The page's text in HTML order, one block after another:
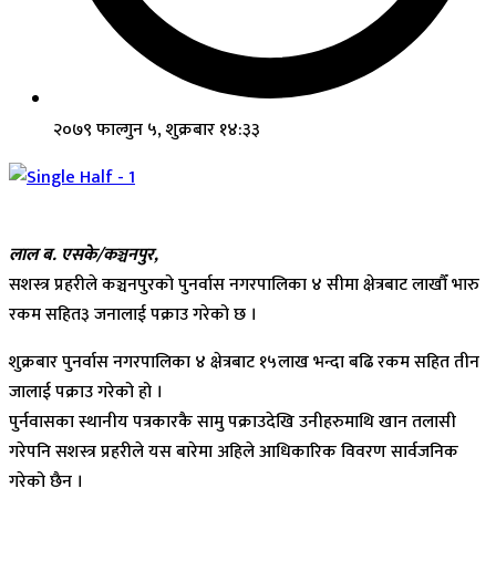
२०७९ फाल्गुन ५, शुक्रबार १४:३३
लाल ब. एसके/कञ्चनपुर,
सशस्त्र प्रहरीले कञ्चनपुरको पुनर्वास नगरपालिका ४ सीमा क्षेत्रबाट लाखौँ भारु
रकम सहित३ जनालाई पक्राउ गरेको छ ।
शुक्रबार पुनर्वास नगरपालिका ४ क्षेत्रबाट १५लाख भन्दा बढि रकम सहित तीन
जालाई पक्राउ गरेको हो ।
पुर्नवासका स्थानीय पत्रकारकै सामु पक्राउदेखि उनीहरुमाथि खान तलासी
गरेपनि सशस्त्र प्रहरीले यस बारेमा अहिले आधिकारिक विवरण सार्वजनिक
गरेको छैन ।